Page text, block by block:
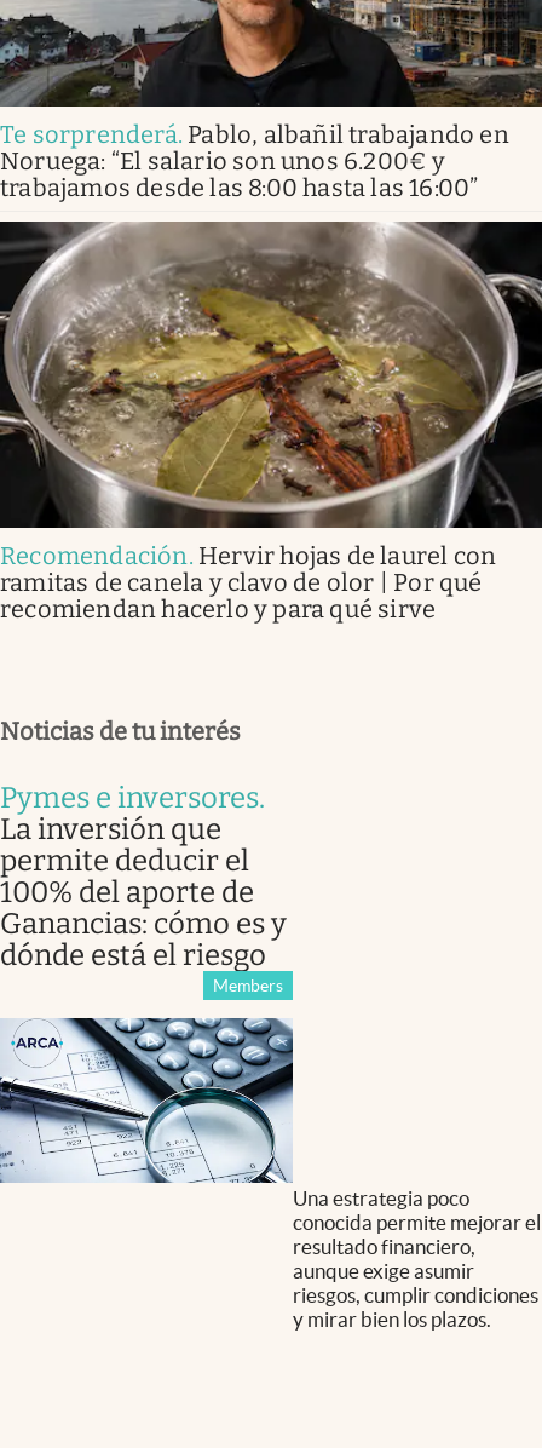
Te sorprenderá. Pablo, albañil trabajando en
Noruega: “El salario son unos 6.200€ y
trabajamos desde las 8:00 hasta las 16:00”
Recomendación. Hervir hojas de laurel con
ramitas de canela y clavo de olor | Por qué
recomiendan hacerlo y para qué sirve
Noticias de tu interés
Pymes e inversores.
La inversión que
permite deducir el
100% del aporte de
Ganancias: cómo es y
dónde está el riesgo
Members
Una estrategia poco
conocida permite mejorar el
resultado financiero,
aunque exige asumir
riesgos, cumplir condiciones
y mirar bien los plazos.